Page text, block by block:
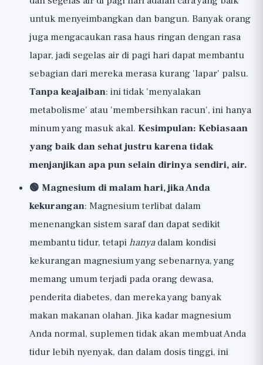
untuk menyeimbangkan dan bangun. Banyak orang
juga mengacaukan rasa haus ringan dengan rasa
lapar, jadi segelas air di pagi hari dapat membantu
sebagian dari mereka merasa kurang 'lapar' palsu.
Tanpa keajaiban: ini tidak 'menyalakan
metabolisme' atau 'membersihkan racun', ini hanya
minum yang masuk akal. Kesimpulan: Kebiasaan
yang baik dan sehat justru karena tidak
menjanjikan apa pun selain dirinya sendiri, air.
🟢 Magnesium di malam hari, jika Anda
kekurangan: Magnesium terlibat dalam
menenangkan sistem saraf dan dapat sedikit
membantu tidur, tetapihanyadalam kondisi
kekurangan magnesium yang sebenarnya, yang
memang umum terjadi pada orang dewasa,
penderita diabetes, dan mereka yang banyak
makan makanan olahan. Jika kadar magnesium
Anda normal, suplemen tidak akan membuat Anda
tidur lebih nyenyak, dan dalam dosis tinggi, ini